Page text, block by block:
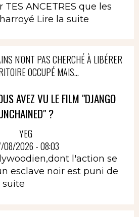
ANCETRES que les
Lire la suite
N'ONT PAS CHERCHÉ À LIBÉRER
OCCUPÉ MAIS...
AVEZ VU LE FILM "DJANGO
?
YEG
08/2026 - 08:03
l'action se
esclave noir est puni de
suite